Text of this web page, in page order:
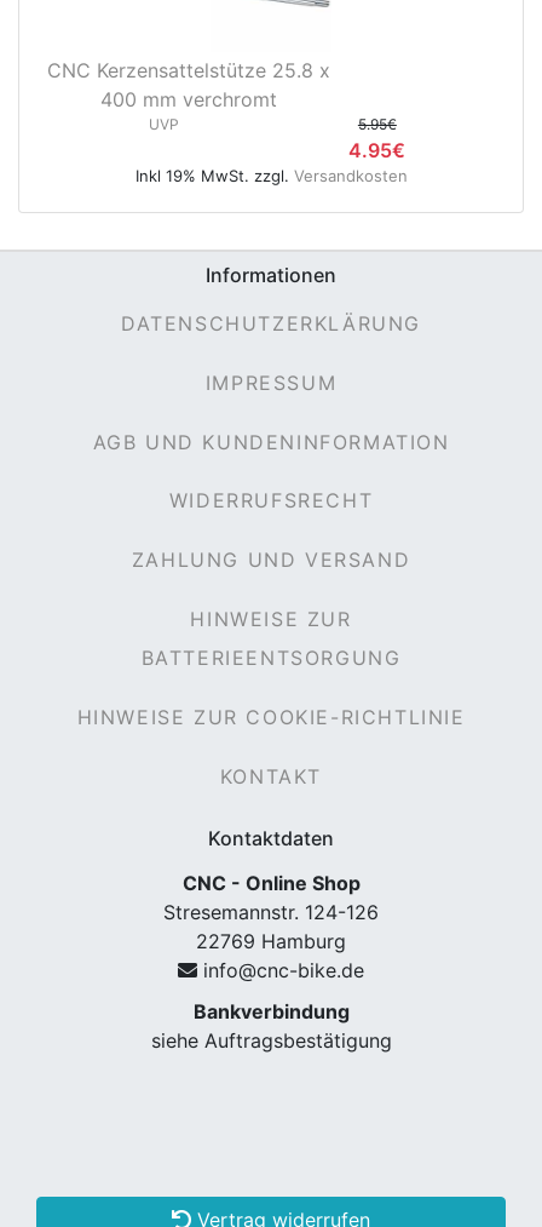
CNC Kerzensattelstütze 25.8 x
400 mm verchromt
UVP 5.95€
4.95€
Inkl 19% MwSt. zzgl. Versandkosten
Informationen
DATENSCHUTZERKLÄRUNG
IMPRESSUM
AGB UND KUNDENINFORMATION
WIDERRUFSRECHT
ZAHLUNG UND VERSAND
HINWEISE ZUR
BATTERIEENTSORGUNG
HINWEISE ZUR COOKIE-RICHTLINIE
KONTAKT
Kontaktdaten
CNC - Online Shop
Stresemannstr. 124-126
22769 Hamburg
info@cnc-bike.de
Bankverbindung
siehe Auftragsbestätigung
Vertrag widerrufen